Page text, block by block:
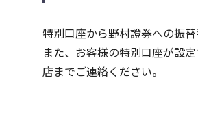
特別口座から野村證券への振
また、お客様の特別口座が設
店までご連絡ください。